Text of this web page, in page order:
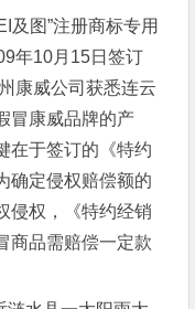
及图”注册商标专用
年10月15日签订
康威公司获悉连云
冒康威品牌的产
在于签订的《特约
确定侵权赔偿额的
侵权，《特约经销
商品需赔偿一定款